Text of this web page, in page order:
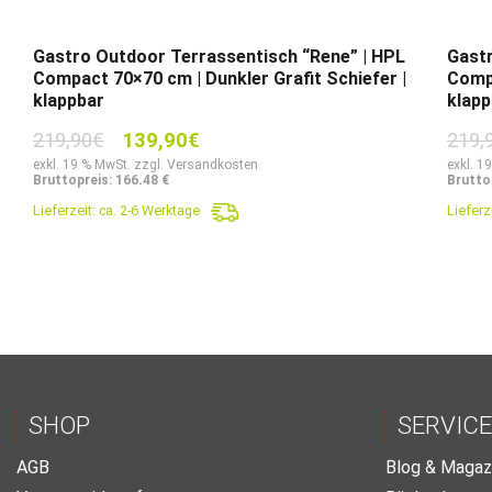
Gastro Outdoor Terrassentisch “Rene” | HPL
Compact 70×70 cm | Dunkler Grafit Schiefer |
klappbar
219,90€
Ursprünglicher
Preis
war:
219,90€
139,90€
Preis
139,90€.
exkl. 19 % MwSt. zzgl. Versandkosten
Bruttopreis: 166.48 €
Lieferzeit: ca. 2-6 Werktage
exkl.
SHOP
AGB
SERVICE
Blog &